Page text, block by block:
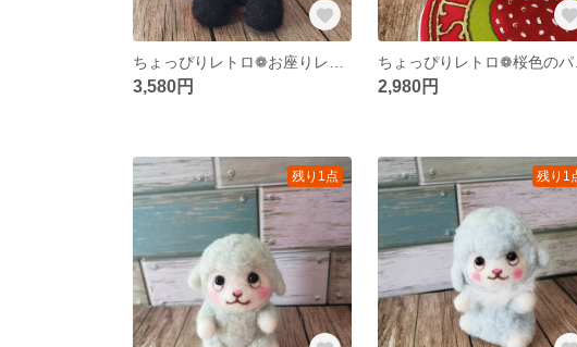
3,580円
ちょっぴりレ
2,980円
残り1点 残り1